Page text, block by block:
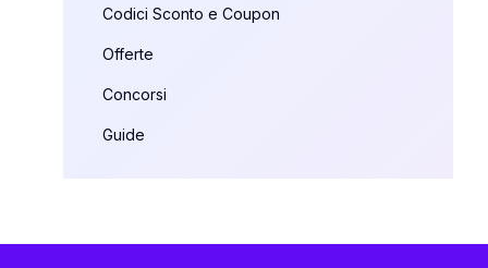
Codici Sconto e Coupon
Offerte
Concorsi
Guide